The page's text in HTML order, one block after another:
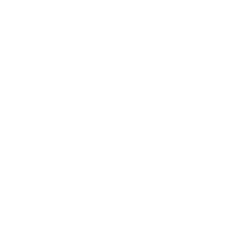
Academy of